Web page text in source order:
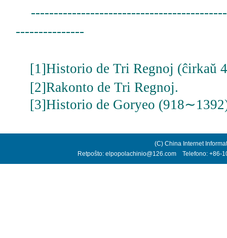
---------------
[1]Historio de Tri Regnoj (ĉirkaŭ
[2]Rakonto de Tri Regnoj.
[3]Historio de Goryeo
(C) China Internet
Retpoŝto: elpopolachinio@126.com Telefono: +86-